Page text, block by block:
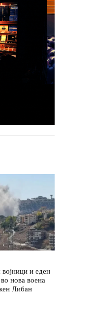
војници и еден
нова воена
Либан